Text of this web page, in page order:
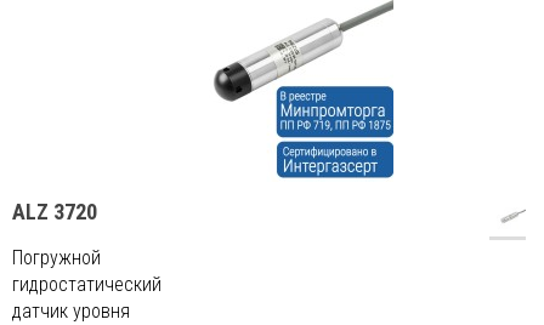
ALZ 3720
Погружной
гидростатический
датчик уровня